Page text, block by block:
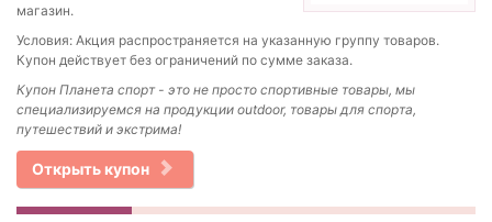
магазин.
Условия: Акция распространяется на указанную группу товаров.
Купон действует без ограничений по сумме заказа.
Купон Планета спорт - это не просто спортивные товары, мы
специализируемся на продукции outdoor, товары для спорта,
путешествий и экстрима!
Открыть купон